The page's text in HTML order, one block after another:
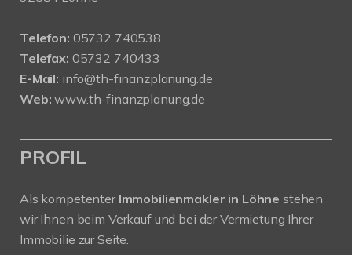
Telefon: 05732 740538
Telefax: 05732 740433
E-Mail: info@th-finanzplanung.de
Web: www.th-finanzplanung.de
PROFIL
Als kompetenter Immobilienmakler in Löhne stehen
wir Ihnen beim Verkauf und bei der Vermietung Ihrer
Immobilie zur Seite.